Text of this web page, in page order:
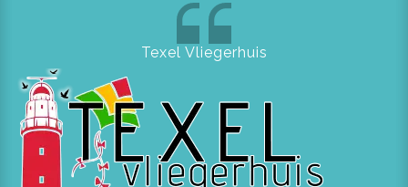
Texel Vliegerhuis